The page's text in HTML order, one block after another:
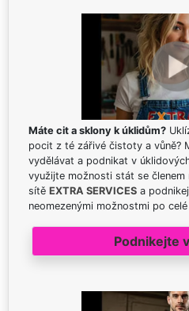
Máte cit a sklony k úklidům?
pocit z té zářivé čistoty a vůně?
vydělávat a podnikat v
využijte možnosti stát se členem
sítě EXTRA SERVICES a
neomezenými možnostmi po
Podnikejte